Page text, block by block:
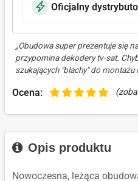
Oficjalny
„Obudowa super prezentuje się
przypomina dekodery tv-sat.
szukających "blachy" do montażu
Ocena:
Opis produktu
Nowoczesna, leżąca